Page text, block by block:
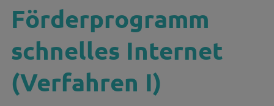
Förderprogramm
schnelles Internet
(Verfahren I)